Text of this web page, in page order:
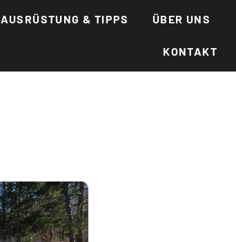
AUSRÜSTUNG & TIPPS ÜBER UNS
KONTAKT